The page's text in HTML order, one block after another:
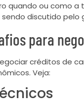
quando ou como a
discutido pelo
para
créditos de
Veja: